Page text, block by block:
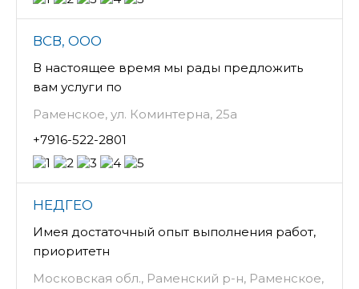
ВСВ, ООО
В настоящее время мы рады предложить
вам услуги по
Раменское, ул. Коминтерна, 25а
+7916-522-2801
НЕДГЕО
Имея достаточный опыт выполнения работ,
приоритетн
Московская обл., Раменский р-н, Раменское,